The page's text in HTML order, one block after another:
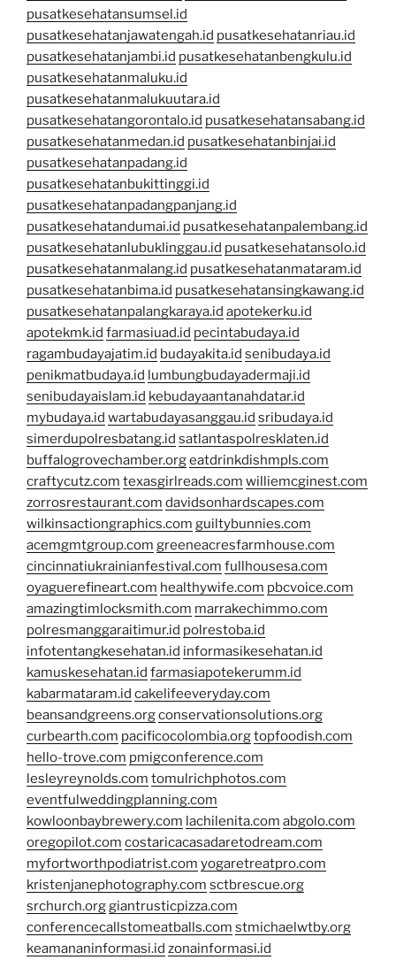
pusatkesehatansumsel.id
pusatkesehatanjawatengah.id pusatkesehatanriau.id
pusatkesehatanjambi.id pusatkesehatanbengkulu.id
pusatkesehatanmaluku.id
pusatkesehatanmalukuutara.id
pusatkesehatangorontalo.id pusatkesehatansabang.id
pusatkesehatanmedan.id pusatkesehatanbinjai.id
pusatkesehatanpadang.id
pusatkesehatanbukittinggi.id
pusatkesehatanpadangpanjang.id
pusatkesehatandumai.id pusatkesehatanpalembang.id
pusatkesehatanlubuklinggau.id pusatkesehatansolo.id
pusatkesehatanmalang.id pusatkesehatanmataram.id
pusatkesehatanbima.id pusatkesehatansingkawang.id
pusatkesehatanpalangkaraya.id apotekerku.id
apotekmk.id farmasiuad.id pecintabudaya.id
ragambudayajatim.id budayakita.id senibudaya.id
penikmatbudaya.id lumbungbudayadermaji.id
senibudayaislam.id kebudayaantanahdatar.id
mybudaya.id wartabudayasanggau.id sribudaya.id
simerdupolresbatang.id satlantaspolresklaten.id
buffalogrovechamber.orgeatdrinkdishmpls.com
craftycutz.com texasgirlreads.com williemcginest.com
zorrosrestaurant.com davidsonhardscapes.com
wilkinsactiongraphics.com guiltybunnies.com
acemgmtgroup.com greeneacresfarmhouse.com
cincinnatiukrainianfestival.com fullhousesa.com
oyaguerefineart.com healthywife.com pbcvoice.com
amazingtimlocksmith.com marrakechimmo.com
polresmanggaraitimur.id polrestoba.id
infotentangkesehatan.id informasikesehatan.id
kamuskesehatan.id farmasiapotekerumm.id
kabarmataram.id cakelifeeveryday.com
beansandgreens.orgconservationsolutions.org
curbearth.com pacificocolombia.orgtopfoodish.com
hello-trove.com pmigconference.com
lesleyreynolds.com tomulrichphotos.com
eventfulweddingplanning.com
kowloonbaybrewery.com lachilenita.com abgolo.com
oregopilot.com costaricacasadaretodream.com
myfortworthpodiatrist.com yogaretreatpro.com
kristenjanephotography.com sctbrescue.org
srchurch.orggiantrusticpizza.com
conferencecallstomeatballs.com stmichaelwtby.org
keamananinformasi.id zonainformasi.id